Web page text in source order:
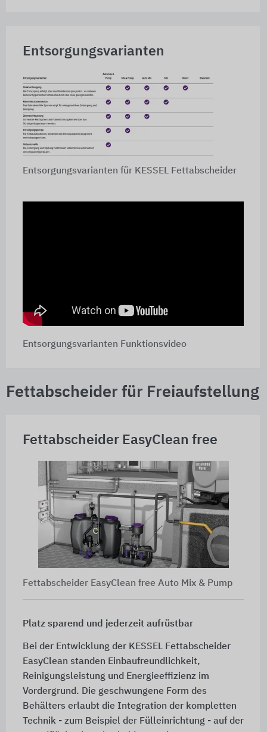
Entsorgungsvarianten
Entsorgungsvarianten für KESSEL Fettabscheider
Entsorgungsvarianten Funktionsvideo
Fettabscheider für Freiaufstellung
Fettabscheider EasyClean free
Fettabscheider EasyClean free Auto Mix & Pump
Platz sparend und jederzeit aufrüstbar
Bei der Entwicklung der KESSEL Fettabscheider
EasyClean standen Einbaufreundlichkeit,
Reinigungsleistung und Energieeffizienz im
Vordergrund. Die geschwungene Form des
Behälters erlaubt die Integration der kompletten
Technik - zum Beispiel der Fülleinrichtung - auf der